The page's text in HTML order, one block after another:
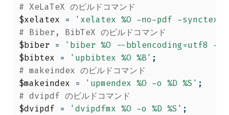
# XeLaTeX のビルドコマンド
$xelatex =
'xelatex %O -no-pdf -
# Biber, BibTeX のビルドコマンド
$biber =
'biber %O --bblencoding=utf8 -u
$bibtex = 'upbibtex %O %B' ;
# makeindex のビルドコマンド
$makeindex = 'upmendex %O -o %D %S' ;
# dvipdf のビルドコマンド
$dvipdf = 'dvipdfmx %O -o %D %S' ;